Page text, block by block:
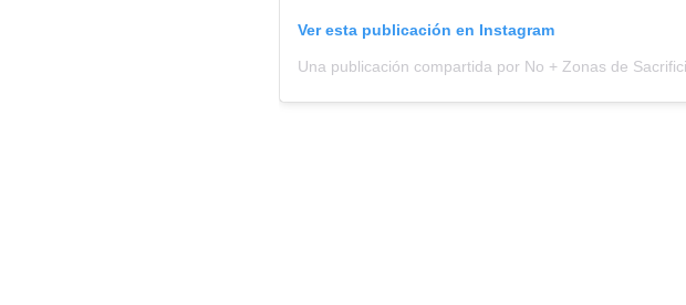
Ver esta publicación en Instagram